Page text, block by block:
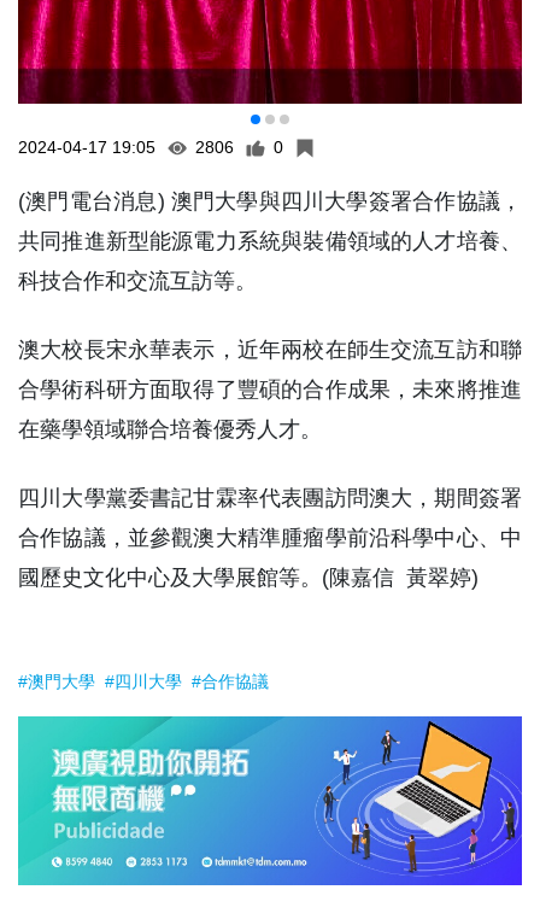
2024-04-17 19:05 2806 0
(澳門電台消息) 澳門大學與四川大學簽署合作協議，
共同推進新型能源電力系統與裝備領域的人才培養、
科技合作和交流互訪等。
澳大校長宋永華表示，近年兩校在師生交流互訪和聯
合學術科研方面取得了豐碩的合作成果，未來將推進
在藥學領域聯合培養優秀人才。
四川大學黨委書記甘霖率代表團訪問澳大，期間簽署
合作協議，並參觀澳大精準腫瘤學前沿科學中心、中
國歷史文化中心及大學展館等。(陳嘉信 黃翠婷)
#澳門大學 #四川大學 #合作協議